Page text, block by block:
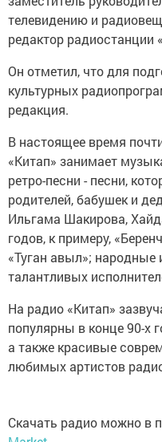
телевидению и
редактор радиостанции
Он отметил, что для
культурных
редакция.
В настоящее время
«Китап» занимает
ретро-песни - песни,
родителей, бабушек и
Ильгама Шакирова,
годов, к примеру,
«Туган авыл»; народные
талантливых
На радио «Китап»
популярны в конце 90-х
а также красивые
любимых артистов
Скачать радио можно в